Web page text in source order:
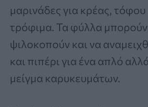
μαρινάδες για κρέας,
τρόφιμα. Τα φύλλα
ψιλοκοπούν και να
και πιπέρι για ένα απλό
μείγμα καρυκευμάτων.